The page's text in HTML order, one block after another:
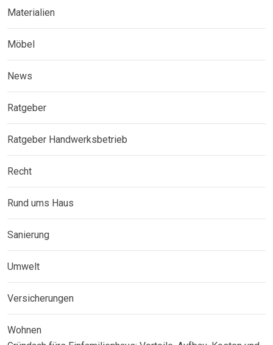
Materialien
Möbel
News
Ratgeber
Ratgeber Handwerksbetrieb
Recht
Rund ums Haus
Sanierung
Umwelt
Versicherungen
Wohnen